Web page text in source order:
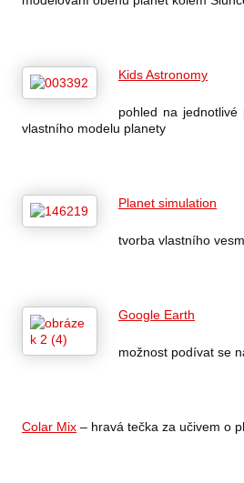
Kids Astronomy
pohled na jednotlivé
vlastního modelu planety
Planet simulation
tvorba vlastního
Google Earth
možnost podívat se
Colar Mix – hravá tečka za učivem o